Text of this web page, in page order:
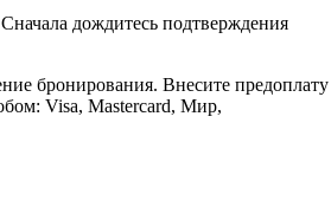
дождитесь подтверждения
бронирования. Внесите предоплату
Visa, Mastercard, Мир,